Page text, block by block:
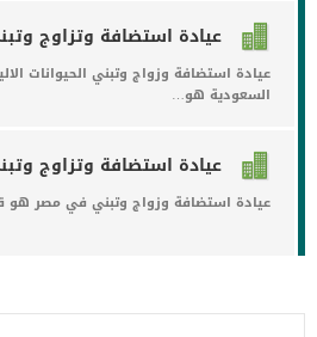
عيادة استضافة وتزاوج
عيادة استضافة وزواج وتبني الحيوانات
السعودية هو…
عيادة استضافة وتزاوج
عيادة استضافة وزواج وتبني في مصر